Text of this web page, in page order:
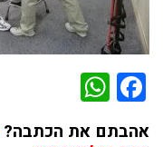
Facebook
אהבתם את הכתבה?